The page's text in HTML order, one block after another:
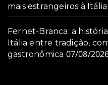
mais estrangeiros à Itália
Fernet-Branca: a
Itália entre tradição,
gastronômica 07/08/